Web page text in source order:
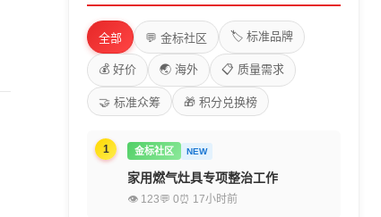
全部 💬 金标社区 🏷️ 标准品牌
💰 好价 🌏 海外 📋 质量需求
🤝 标准众筹 🎁 积分兑换榜
1 金标社区 NEW
家用燃气灶具专项整治工作
👁 123💬 0⏰ 17小时前